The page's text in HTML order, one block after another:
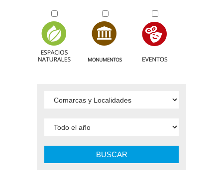
BUSCAR